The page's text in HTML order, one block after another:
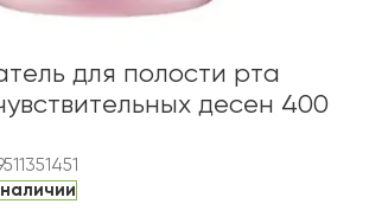
для полости рта
десен 400
наличии